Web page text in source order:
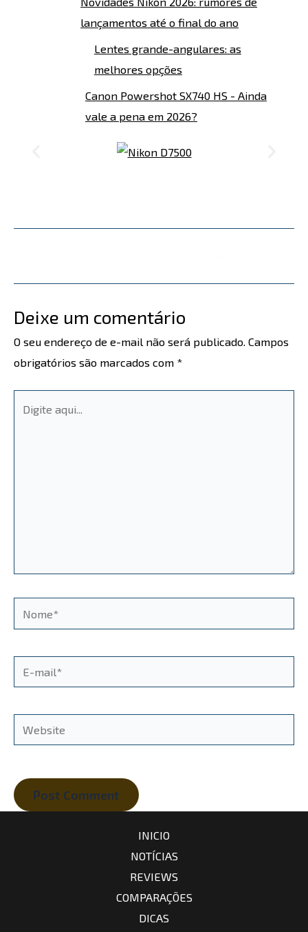
lançamentos até o final do ano
Lentes grande-angulares: as
melhores opções
Canon Powershot SX740 HS - Ainda
vale a pena em 2026?
Deixe um comentário
O seu endereço de e-mail não será publicado. Campos
obrigatórios são marcados com *
aqui...
mail*
Website
INICIO
NOTÍCIAS
REVIEWS
COMPARAÇÕES
DICAS